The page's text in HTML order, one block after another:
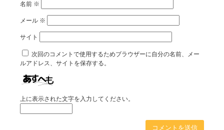
名前 ※
メール ※
サイト
次回のコメントで使用するためブラウザーに自分の名前、メー
ルアドレス、サイトを保存する。
上に表示された文字を入力してください。